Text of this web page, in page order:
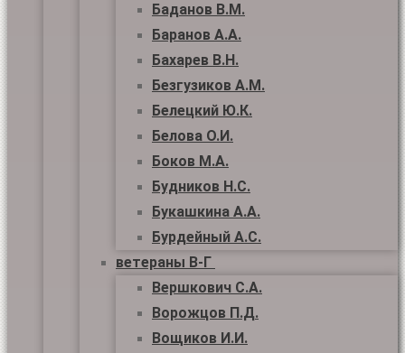
Баданов В.М.
Баранов А.А.
Бахарев В.Н.
Безгузиков А.М.
Белецкий Ю.К.
Белова О.И.
Боков М.А.
Будников Н.С.
Букашкина А.А.
Бурдейный А.С.
ветераны В-Г
Вершкович С.А.
Ворожцов П.Д.
Вощиков И.И.